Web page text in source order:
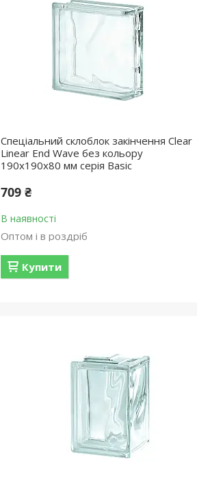
Спеціальний склоблок закінчення Clear
Linear End Wave без кольору
190х190х80 мм серія Basic
709 ₴
В наявності
Оптом і в роздріб
Купити